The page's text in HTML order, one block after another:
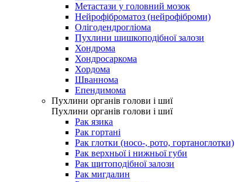
Метастази у головний мозок
Нейрофіброматоз (нейрофіброми)
Олігодендрогліома
Пухлини шишкоподібної залози
Хондрома
Хондросаркома
Хордома
Шваннома
Епендимома
Пухлини органів голови і шиї
Пухлини органів голови і шиї
Рак язика
Рак гортані
Рак глотки (носо-, рото, гортаноглотки)
Рак верхньої і нижньої губи
Рак щитоподібної залози
Рак мигдалин